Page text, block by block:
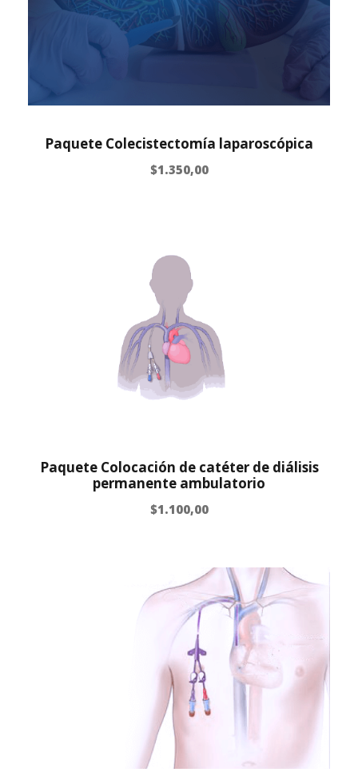
Paquete Colecistectomía laparoscópica
$1.350,00
Paquete Colocación de catéter de diálisis
permanente ambulatorio
$1.100,00